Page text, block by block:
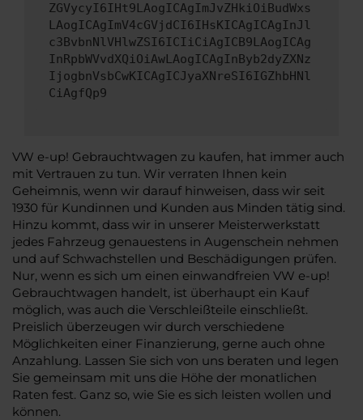
ZGVycyI6IHt9LAogICAgImJvZHkiOiBudWxs
LAogICAgImV4cGVjdCI6IHsKICAgICAgInJl
c3BvbnNlVHlwZSI6ICIiCiAgICB9LAogICAg
InRpbWVvdXQiOiAwLAogICAgInByb2dyZXNz
IjogbnVsbCwKICAgICJyaXNreSI6IGZhbHNl
CiAgfQp9
VW e-up! Gebrauchtwagen zu kaufen, hat immer auch
mit Vertrauen zu tun. Wir verraten Ihnen kein
Geheimnis, wenn wir darauf hinweisen, dass wir seit
1930 für Kundinnen und Kunden aus Minden tätig sind.
Hinzu kommt, dass wir in unserer Meisterwerkstatt
jedes Fahrzeug genauestens in Augenschein nehmen
und auf Schwachstellen und Beschädigungen prüfen.
Nur, wenn es sich um einen einwandfreien VW e-up!
Gebrauchtwagen handelt, ist überhaupt ein Kauf
möglich, was auch die Verschleißteile einschließt.
Preislich überzeugen wir durch verschiedene
Möglichkeiten einer Finanzierung, gerne auch ohne
Anzahlung. Lassen Sie sich von uns beraten und legen
Sie gemeinsam mit uns die Höhe der monatlichen
Raten fest. Ganz so, wie Sie es sich leisten wollen und
können.